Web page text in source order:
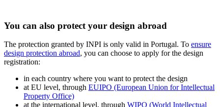
You can also protect your design abroad
The protection granted by INPI is only valid in Portugal. To ensure
design protection abroad, you can choose to apply for the design
registration:
in each country where you want to protect the design
at EU level, through EUIPO (European Union for Intellectual
Property Office)
at the international level, through WIPO (World Intellectual